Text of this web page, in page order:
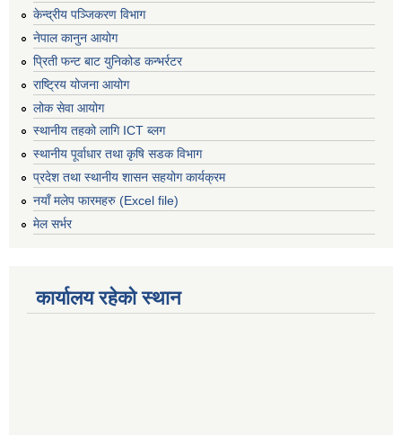
केन्द्रीय पञ्जिकरण विभाग
नेपाल कानुन आयोग
प्रिती फन्ट बाट युनिकोड कन्भर्रटर
राष्ट्रिय योजना आयोग
लोक सेवा आयोग
स्थानीय तहको लागि ICT ब्लग
स्थानीय पूर्वाधार तथा कृषि सडक विभाग
प्रदेश तथा स्थानीय शासन सहयोग कार्यक्रम
नयाँ मलेप फारमहरु (Excel file)
मेल सर्भर
कार्यालय रहेको स्थान